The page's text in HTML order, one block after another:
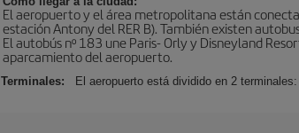
El aeropuerto y el área metropolitana están
estación Antony del RER B). También existen
El autobús nº 183 une Paris- Orly y Disneyland
aparcamiento del aeropuerto.
Terminales: El aeropuerto está dividido en 2